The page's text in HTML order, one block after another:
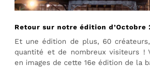
Retour sur notre édition d’Octobre
Et une édition de plus, 60
quantité et de nombreux visiteurs !
en images de cette 16e édition de la